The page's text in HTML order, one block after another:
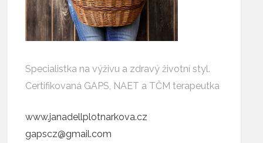
Specialistka na výživu a zdravý životní styl.
Certifikovaná GAPS, NAET a TČM terapeutka
www.janadellplotnarkova.cz
gapscz@gmail.com